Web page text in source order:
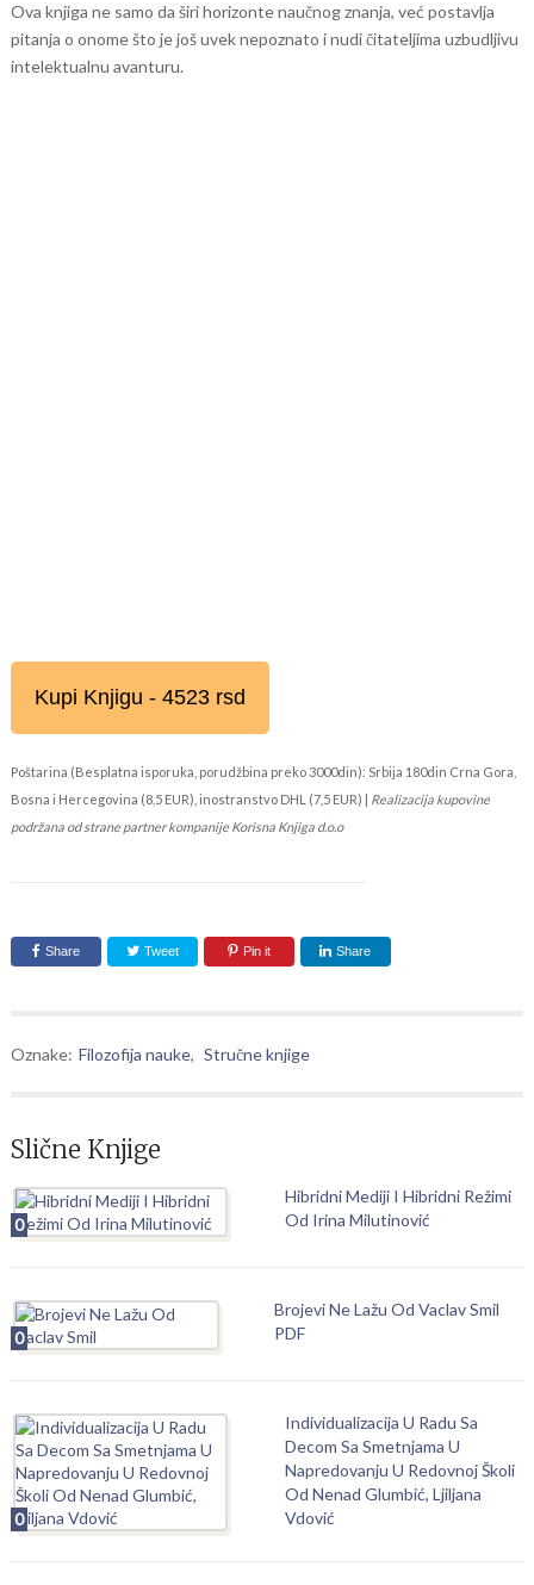
Ova knjiga ne samo da širi horizonte naučnog znanja, već postavlja
pitanja o onome što je još uvek nepoznato i nudi čitateljima uzbudljivu
intelektualnu avanturu.
Kupi Knjigu - 4523 rsd
Poštarina (Besplatna isporuka, porudžbina preko 3000din): Srbija 180din Crna Gora,
Bosna i Hercegovina (8,5 EUR), inostranstvo DHL (7,5 EUR) | Realizacija kupovine
podržana od strane partner kompanije Korisna Knjiga d.o.o
Share Tweet Pin it Share
Oznake: Filozofija nauke, Stručne knjige
Slične Knjige
0
Hibridni Mediji I Hibridni Režimi
Od Irina Milutinović
0
Brojevi Ne Lažu Od Vaclav Smil
PDF
0
Individualizacija U Radu Sa
Decom Sa Smetnjama U
Napredovanju U Redovnoj Školi
Od Nenad Glumbić, Ljiljana
Vdović